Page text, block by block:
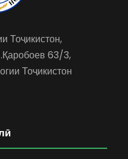
Тоҷикистон,
63/3,
Тоҷикистон